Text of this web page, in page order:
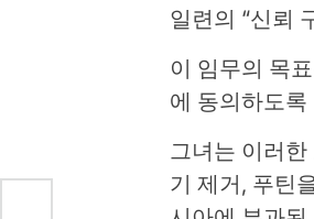
일련의 “신뢰
이 임무의 목
에 동의하도
그녀는 이러
기 제거, 푸틴